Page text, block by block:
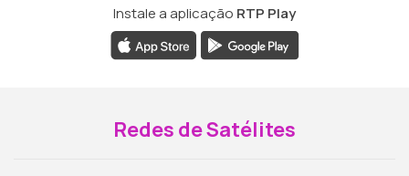
Instale a aplicação RTP Play
Redes de Satélites